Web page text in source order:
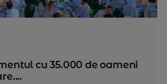
cu 35.000 de oameni